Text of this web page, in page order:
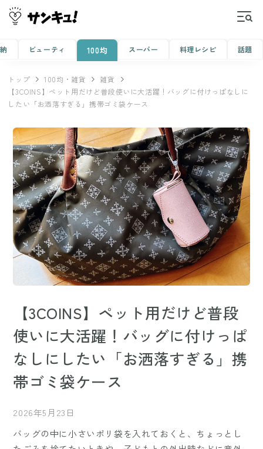
ビューティ 100均 スーパー 料理レシピ 話題
トップ 100均・雑貨
雑貨
【3COINS】ペット用だけど普段使いに大活躍！バッグに付けっぱなしに
したい「お洒落すぎる」携帯ゴミ袋ケース
【3COINS】ペット用だけど普段
使いに大活躍！バッグに付けっぱ
なしにしたい「お洒落すぎる」携
帯ゴミ袋ケース
2026年5月23日
バッグの中に小さいポリ袋を入れておくと、ちょっとし